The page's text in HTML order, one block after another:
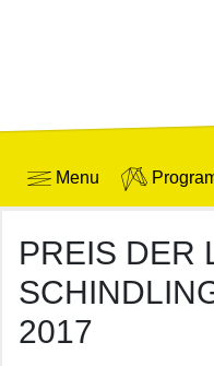
Menu
PREIS DER
2017